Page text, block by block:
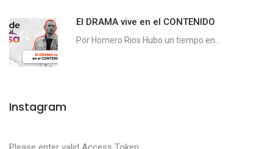
El DRAMA vive en el CONTENIDO
Por Homero Rios Hubo un tiempo en...
Instagram